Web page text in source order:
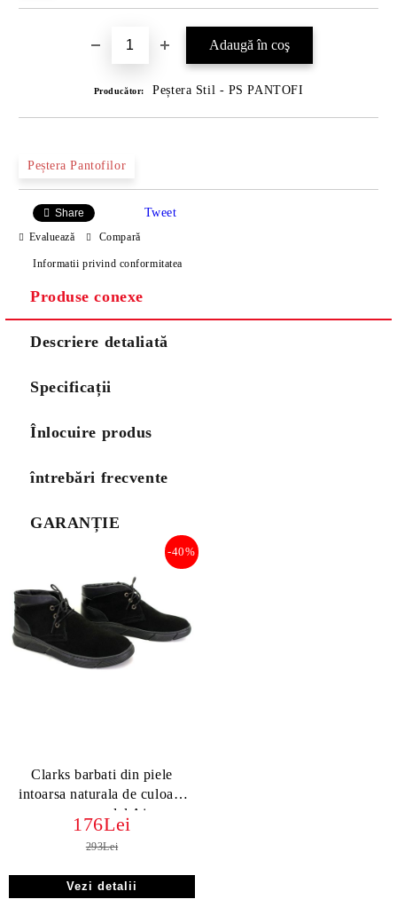
Producător: Peștera Stil - PS PANTOFI
Peștera Pantofilor
Share Tweet
Evaluează Compară
Informatii privind conformitatea
Produse conexe
Descriere detaliată
Specificații
Înlocuire produs
întrebări frecvente
GARANȚIE
Clarks barbati din piele
intoarsa naturala de culoare
neagra, model Ajax
-40%
176Lei
293Lei
Vezi detalii